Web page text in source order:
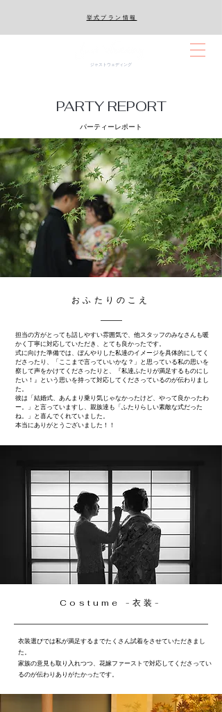
​挙式プラン情報
ジャストウェディング
PARTY REPORT
パーティーレポート
おふたりのこえ
担当の方がとっても話しやすい雰囲気で、他スタッフのみなさんも暖
かく丁寧に対応していただき、とても良かったです。
式に向けた準備では、ぼんやりした私達のイメージを具体的にしてく
ださったり、「ここまで言っていいかな？」と思っている私の思いを
察して声をかけてくださったりと、『私達ふたりが満足するものにし
たい！』という思いを持って対応してくださっているのが伝わりまし
た。
彼は「結婚式、あんまり乗り気じゃなかったけど、やって良かったわ
ー。」と言っていますし、親族達も「ふたりらしい素敵な式だった
ね。」と喜んでくれていました。
本当にありがとうございました！！
​Costume -衣装-
衣装選びでは私が満足するまでたくさん試着をさせていただきまし
た。
家族の意見も取り入れつつ、花嫁ファーストで対応してくださってい
るのが伝わりありがたかったです。